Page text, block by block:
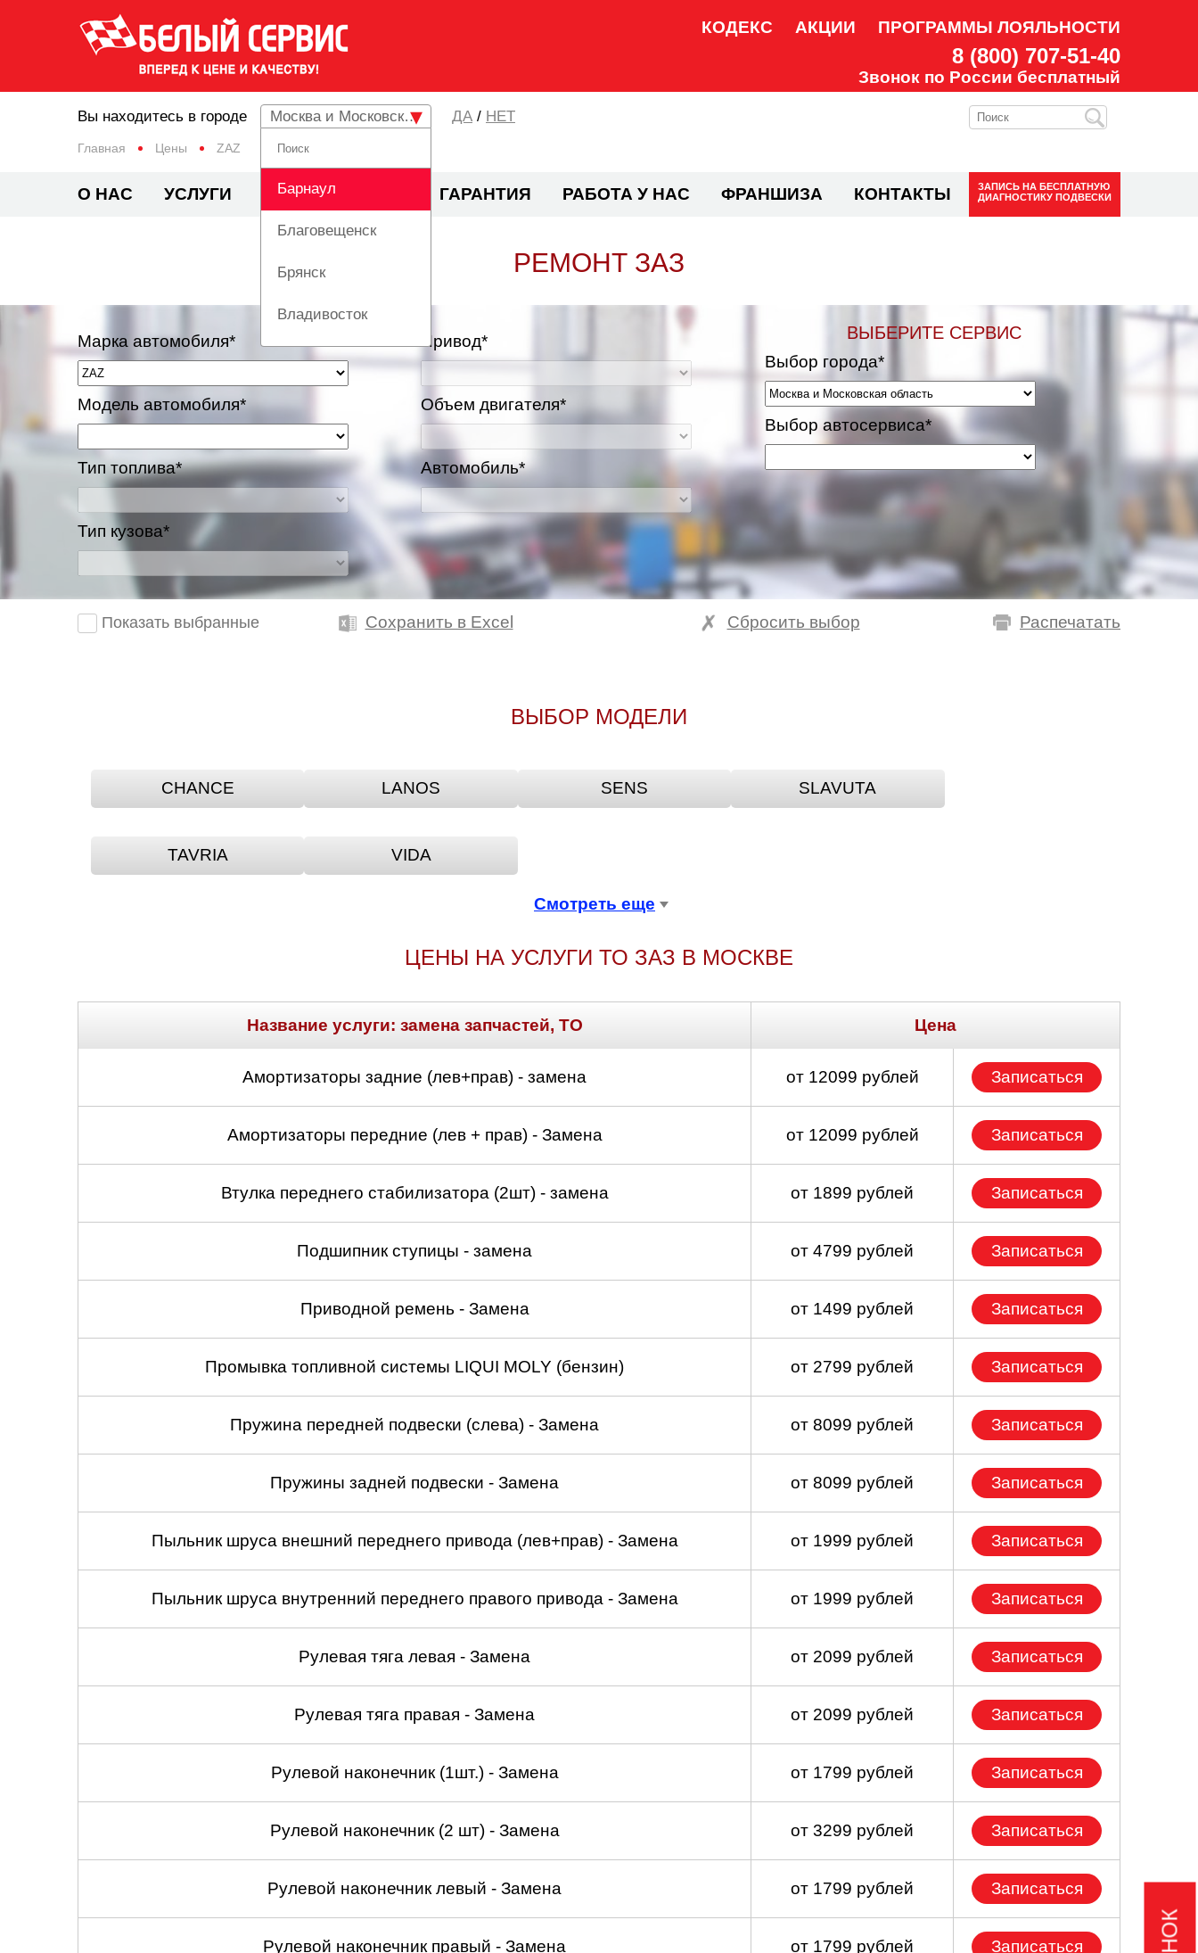
КОДЕКС АКЦИИ ПРОГРАММЫ ЛОЯЛЬНОСТИ
8 (800) 707-51-40
Звонок по России бесплатный
Главная Цены ZAZ
Вы находитесь в городе Москва и Московская область
Барнаул
Благовещенск
Брянск
Владивосток
Вологда
Красноярск
Пенза
Ростов-на-Дону
Санкт-Петербург
Солнцево
Сочи
Сургут
Тюмень
Ульяновск
Чебоксары
Челябинск
Череповец
/ НЕТ
О НАС УСЛУГИ ЦЕНЫ ГАРАНТИЯ РАБОТА У НАС ФРАНШИЗА КОНТАКТЫ ЗАПИСЬ НА БЕСПЛАТНУЮ
ДИАГНОСТИКУ ПОДВЕСКИ
РЕМОНТ ЗАЗ
Марка автомобиля*
Модель автомобиля*
Тип топлива*
Тип кузова*
Привод*
Объем двигателя*
Автомобиль*
ВЫБЕРИТЕ СЕРВИС
Выбор города*
Выбор автосервиса*
Показать выбранные Сохранить в Excel Распечатать
Сбросить выбор
ВЫБОР МОДЕЛИ
CHANCE LANOS SENS SLAVUTA
TAVRIA VIDA
Смотреть еще
ЦЕНЫ НА УСЛУГИ ТО ЗАЗ В МОСКВЕ
Название услуги: замена запчастей, ТО Цена
Амортизаторы задние (лев+прав) - замена от 12099 рублей Записаться
Амортизаторы передние (лев + прав) - Замена от 12099 рублей Записаться
Втулка переднего стабилизатора (2шт) - замена от 1899 рублей Записаться
Подшипник ступицы - замена от 4799 рублей Записаться
Приводной ремень - Замена от 1499 рублей Записаться
Промывка топливной системы LIQUI MOLY (бензин) от 2799 рублей Записаться
Пружина передней подвески (слева) - Замена от 8099 рублей Записаться
Пружины задней подвески - Замена от 8099 рублей Записаться
Пыльник шруса внешний переднего привода (лев+прав) - Замена от 1999 рублей Записаться
Пыльник шруса внутренний переднего правого привода - Замена от 1999 рублей Записаться
Рулевая тяга левая - Замена от 2099 рублей Записаться
Рулевая тяга правая - Замена от 2099 рублей Записаться
Рулевой наконечник (1шт.) - Замена от 1799 рублей Записаться
Рулевой наконечник (2 шт) - Замена от 3299 рублей Записаться
Рулевой наконечник левый - Замена от 1799 рублей Записаться
Рулевой наконечник правый - Замена от 1799 рублей Записаться